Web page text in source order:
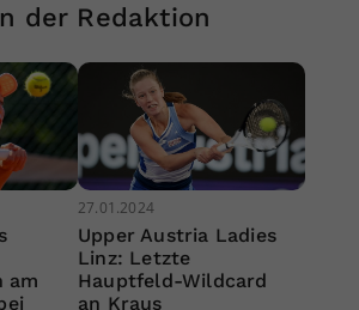
der Redaktion
am
27.01.2024
Upper Austria Ladies
Linz: Letzte
Hauptfeld-Wildcard
an Kraus